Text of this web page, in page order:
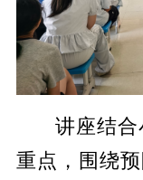
讲座结
重点，围绕